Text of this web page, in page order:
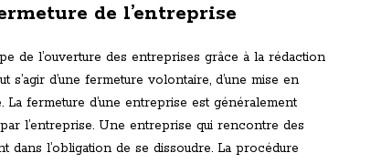
de l’entreprise
de l’ouverture des entreprises grâce à la rédaction
d’une fermeture volontaire, d’une mise en
La fermeture d’une entreprise est généralement
l’entreprise. Une entreprise qui rencontre des
l’obligation de se dissoudre. La procédure